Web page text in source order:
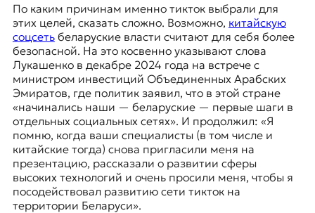
По каким причинам именно тикток выбрали для
этих целей, сказать сложно. Возможно, китайскую
соцсетьбеларуские власти считают для себя более
безопасной. На это косвенно указывают слова
Лукашенко в декабре 2024 года на встрече с
министром инвестиций Объединенных Арабских
Эмиратов, где политик заявил, что в этой стране
«начинались наши — беларуские — первые шаги в
отдельных социальных сетях». И продолжил: «Я
помню, когда ваши специалисты (в том числе и
китайские тогда) снова пригласили меня на
презентацию, рассказали о развитии сферы
высоких технологий и очень просили меня, чтобы я
посодействовал развитию сети тикток на
территории Беларуси».